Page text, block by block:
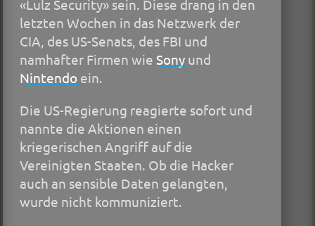
«Lulz Security» sein. Diese drang in den
letzten Wochen in das Netzwerk der
CIA, des US-Senats, des FBI und
namhafter Firmen wie Sony und
Nintendo ein.
Die US-Regierung rea­gierte sofort und
nannte die Aktionen einen
kriegerischen Angriff auf die
Vereinigten Staaten. Ob die Hacker
auch an sensible Daten gelangten,
wurde nicht kommuniziert.